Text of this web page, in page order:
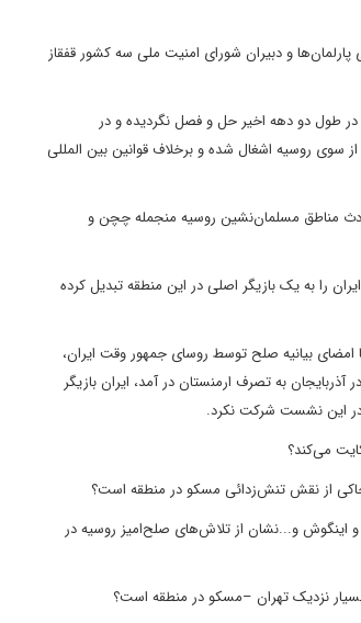
و دبیران شورای امنیت ملی سه کشور قفقاز
طول دو دهه اخیر حل و فصل نگردیده و در
سوی روسیه اشغال شده و برخلاف قوانین بین المللی
مناطق مسلمان‌نشین روسیه منجمله چچن و
را به یک بازیگر اصلی در این منطقه تبدیل کرده
بیانیه صلح توسط روسای جمهور وقت ایران،
در آذربایجان به تصرف ارمنستان در آمد، ایران بازیگر
ایننشست شرکت نکرد.
می‌کند؟
اینگوش و...نشان از تلاش‌های صلح‌امیز روسیه در
نزدیک تهران –مسکو در منطقه است؟